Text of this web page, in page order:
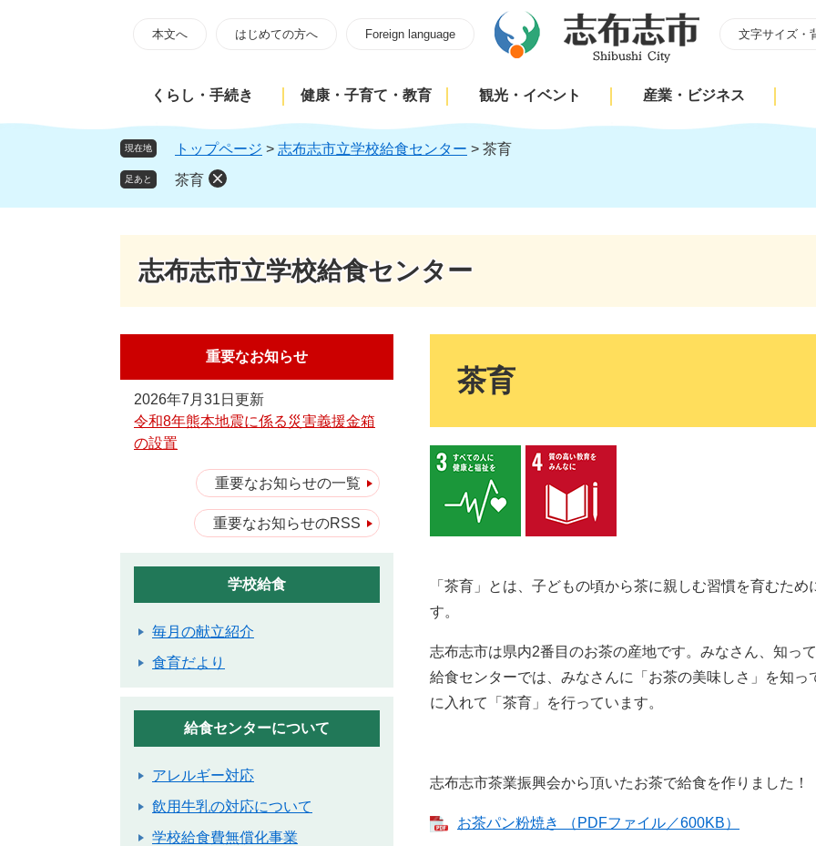
頭
飛
本
本文へ はじめての方へ Foreign language 文字サイズ・
くらし・手続き 健康・子育て・教育 観光・イベント 産業・ビジネス
現在地 トップページ > 志布志市立学校給食センター > 茶育
足あと 茶育
志布志市立学校給食センター
茶育
「茶育」とは、子どもの頃から茶に親しむ習慣を育むた
す。
志布志市は県内2番目のお茶の産地です。みなさん、知っ
給食センターでは、みなさんに「お茶の美味しさ」を知
に入れて「茶育」を行っています。
志布志市茶業振興会から頂いたお茶で給食を作りました！
お茶パン粉焼き （PDFファイル／600KB）
重要なお知らせ
2026年7月31日更新
令和8年熊本地震に係る災害義援金箱
の設置
重要なお知らせの一覧
重要なお知らせのRSS
学校給食
毎月の献立紹介
食育だより
給食センターについて
アレルギー対応
飲用牛乳の対応について
学校給食費無償化事業